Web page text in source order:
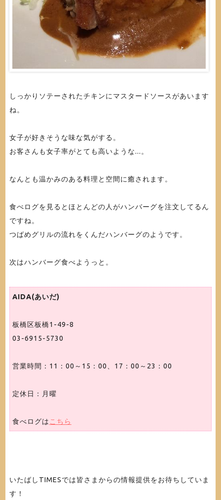
しっかりソテーされたチキンにマスタードソースがあいます
ね。
女子が好きそうな味な気がする。
お客さんも女子率がとても高いような...。
なんとも温かみのある料理と空間に癒されます。
食べログを見るとほとんどの人がハンバーグを注文してるん
ですね。
つばめグリルの流れをくんだハンバーグのようです。
次はハンバーグ食べようっと。
AIDA(あいだ)
板橋区板橋1-49-8
03-6915-5730
営業時間：11：00～15：00、17：00～23：00
定休日：月曜
食べログは こちら
いたばしTIMESでは皆さまからの情報提供をお待ちしていま
す！